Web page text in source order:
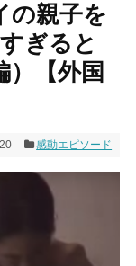
の親子を
ぎると
【外国
感動エピソード